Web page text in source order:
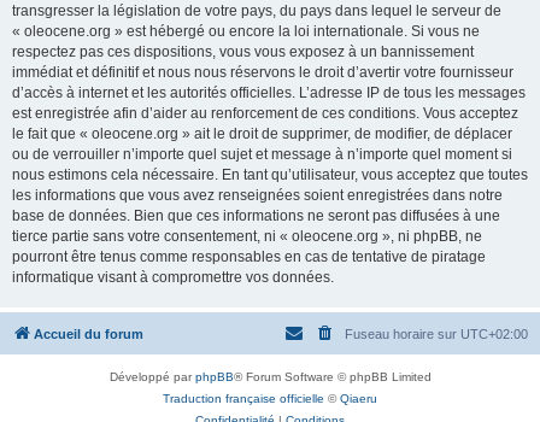
transgresser la législation de votre pays, du pays dans lequel le serveur de
« oleocene.org » est hébergé ou encore la loi internationale. Si vous ne
respectez pas ces dispositions, vous vous exposez à un bannissement
immédiat et définitif et nous nous réservons le droit d’avertir votre fournisseur
d’accès à internet et les autorités officielles. L’adresse IP de tous les messages
est enregistrée afin d’aider au renforcement de ces conditions. Vous acceptez
le fait que « oleocene.org » ait le droit de supprimer, de modifier, de déplacer
ou de verrouiller n’importe quel sujet et message à n’importe quel moment si
nous estimons cela nécessaire. En tant qu’utilisateur, vous acceptez que toutes
les informations que vous avez renseignées soient enregistrées dans notre
base de données. Bien que ces informations ne seront pas diffusées à une
tierce partie sans votre consentement, ni « oleocene.org », ni phpBB, ne
pourront être tenus comme responsables en cas de tentative de piratage
informatique visant à compromettre vos données.
Accueil du forum Fuseau horaire sur UTC+02:00
Développé parphpBB® Forum Software © phpBB Limited
Traduction française officielle ©Qiaeru